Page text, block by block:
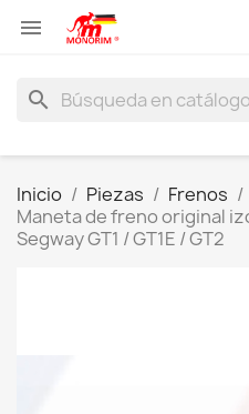

search
Inicio Piezas Frenos
Maneta de freno original
Segway GT1 / GT1E / GT2